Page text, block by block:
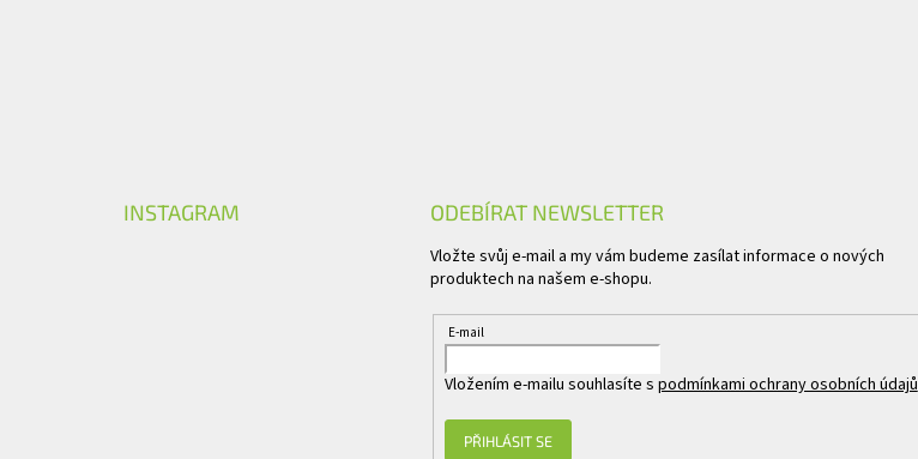
INSTAGRAM ODEBÍRAT NEWSLETTER
Vložte svůj e-mail a my vám budeme zasílat informace o nových
produktech na našem e-shopu.
E-mail
Vložením e-mailu souhlasíte s podmínkami ochrany osobních údajů
PŘIHLÁSIT SE